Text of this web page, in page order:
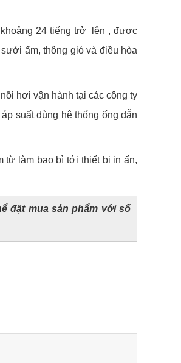
24 tiếng trở lên , được
ấm, thông gió và điều hòa
hơi vận hành tại các công ty
suất dùng hệ thống ống dẫn
từ làm bao bì tới thiết bị in ấn,
đặt mua sản phẩm với số